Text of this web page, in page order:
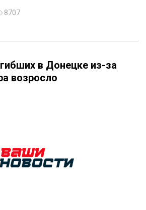
8707
в Донецке из-за
возросло